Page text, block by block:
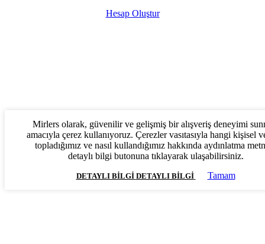
Hesap Oluştur
Mirlers olarak, güvenilir ve gelişmiş bir alışveriş deneyimi
amacıyla çerez kullanıyoruz. Çerezler vasıtasıyla hangi kişisel
topladığımız ve nasıl kullandığımız hakkında aydınlatma
detaylı bilgi butonuna tıklayarak ulaşabilirsiniz.
DETAYLI BILGI DETAYLI BILGI Tamam